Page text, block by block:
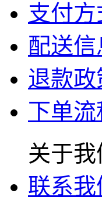
支付方
配送信
退款政
下单流
关于我
联系我